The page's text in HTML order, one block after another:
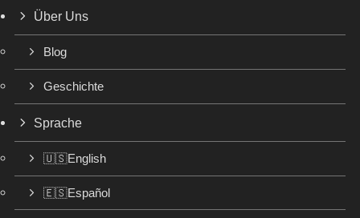
Über Uns
Blog
Geschichte
Sprache
🇺🇸English
🇪🇸Español